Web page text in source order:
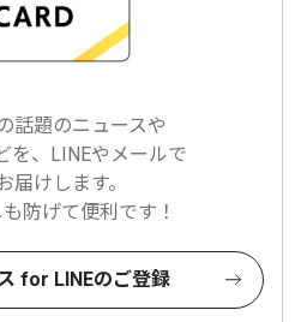
話題のニュースや
を、LINEやメールで
届けします。
防げて便利です！
for LINEのご登録